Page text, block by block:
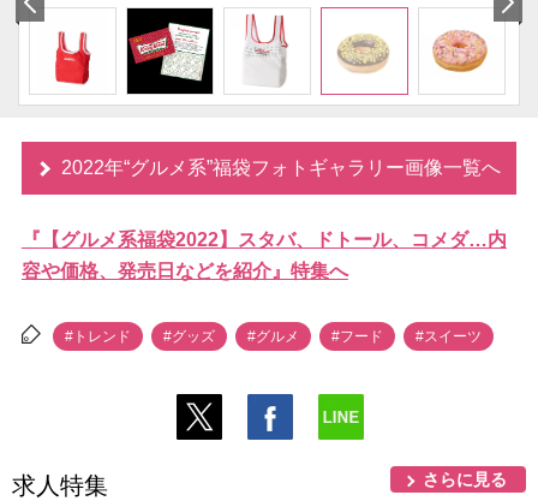
2022年“グルメ系”福袋フォトギャラリー画像一覧へ
『【グルメ系福袋2022】スタバ、ドトール、コメダ…内
容や価格、発売日などを紹介』特集へ
#トレンド #グッズ #グルメ #フード #スイーツ
求人特集 さらに見る